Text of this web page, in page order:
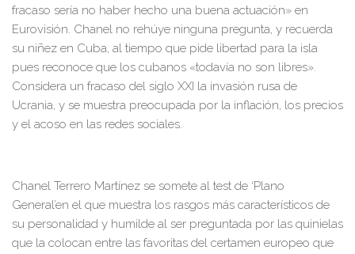
fracaso sería no haber hecho una buena actuación» en
Eurovisión. Chanel no rehúye ninguna pregunta, y recuerda
su niñez en Cuba, al tiempo que pide libertad para la isla
pues reconoce que los cubanos «todavía no son libres».
Considera un fracaso del siglo XXI la invasión rusa de
Ucrania, y se muestra preocupada por la inflación, los precios
y el acoso en las redes sociales.
Chanel Terrero Martínez se somete al test de ‘Plano
General’en el que muestra los rasgos más característicos de
su personalidad y humilde al ser preguntada por las quinielas
que la colocan entre las favoritas del certamen europeo que